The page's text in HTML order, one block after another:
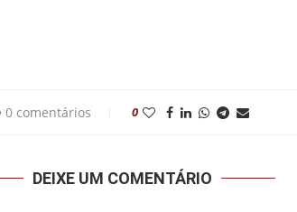
0 comentários 0
DEIXE UM COMENTÁRIO